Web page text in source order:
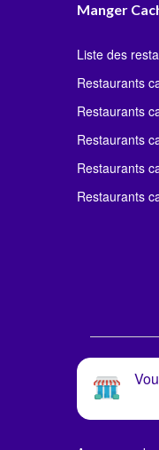
Manger
Liste des
Restaurants
Restaurants
Restaurants
Restaurants
Restaurants